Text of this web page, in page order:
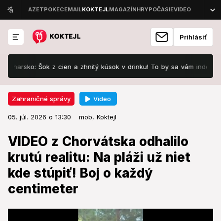
Prihlásiť
Šok z cien a zhnitý kúsok v drinku! To by sa vám inde za takúto
Zahraničné správy Video
05. júl. 2026 o 13:30 mob, Koktejl
VIDEO z Chorvátska odhalilo
krutú realitu: Na pláži už niet
kde stúpiť! Boj o každý
centimeter
Zahraničné správy 05. júl. 2026 o 13:30
VIDEO z Chorvátska odhalilo krutú
realitu: Na pláži už niet kde stúpiť!
Boj o každý centimeter
Šialenstvo na Jadrane.